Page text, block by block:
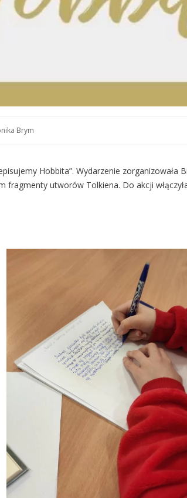
Brym
Hobbita”. Wydarzenie zorganizowała
utworów Tolkiena. Do akcji